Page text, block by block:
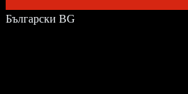
Български BG